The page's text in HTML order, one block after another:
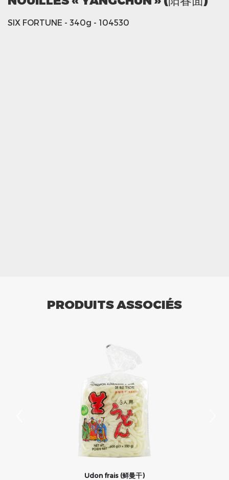
SIX FORTUNE - 340g - 104530
PRODUITS ASSOCIÉS
Udon frais (鲜曼干)